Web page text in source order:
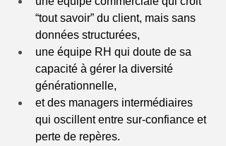
“tout savoir” du client, mais sans
données structurées,
une équipe RH qui doute de sa
capacité à gérer la diversité
générationnelle,
et des managers intermédiaires
qui oscillent entre sur-confiance et
perte de repères.